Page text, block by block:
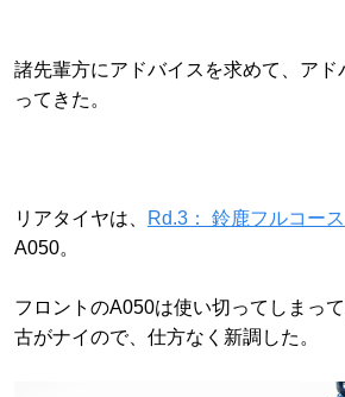
諸先輩方にアドバイスを求めて、アド
ってきた。
リアタイヤは、 Rd.3： 鈴鹿フルコース
A050。
フロントのA050は使い切ってしまっ
古がナイので、仕方なく新調した。